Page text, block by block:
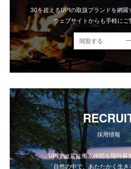
30を超えるUPIの取扱ブランドを網羅
ウェブサイトからも手軽にご
閲覧する
採用情報
UPIでは共に働く仲間を随時募
「自然の中で、あたたかく生き